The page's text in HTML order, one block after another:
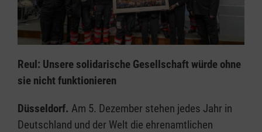
Reul: Unsere solidarische Gesellschaft würde ohne
sie nicht funktionieren
Düsseldorf. Am 5. Dezember stehen jedes Jahr in
Deutschland und der Welt die ehrenamtlichen